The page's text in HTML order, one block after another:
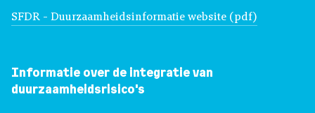
SFDR - Duurzaamheidsinformatie website (pdf)
Informatie over de integratie van
duurzaamheidsrisico's